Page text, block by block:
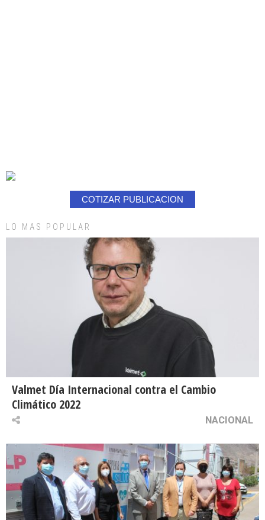
COTIZAR PUBLICACION
LO MAS POPULAR
Valmet Día Internacional contra el Cambio
Climático 2022
NACIONAL